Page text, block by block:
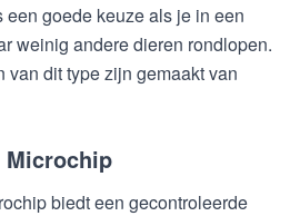
goede keuze als je in een
weinig andere dieren rondlopen.
van dit type zijn gemaakt van
Microchip
biedt een gecontroleerde